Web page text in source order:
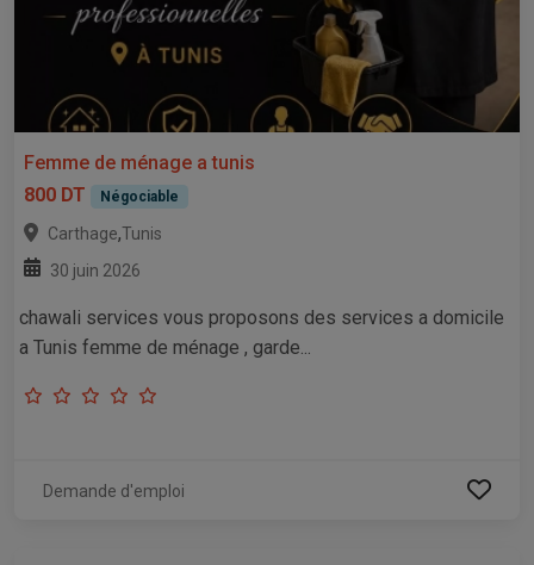
Femme de ménage a tunis
800 DT
Négociable
Carthage,Tunis
30 juin 2026
chawali services vous proposons des services a domicile
a Tunis femme de ménage , garde...
Demande d'emploi